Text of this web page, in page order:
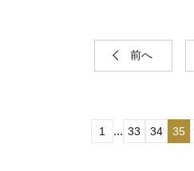
前へ
1 ... 33 34 35